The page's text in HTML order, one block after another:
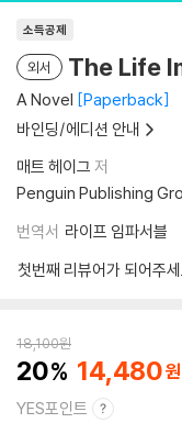
소득공제
외서 The Life
A Novel Paperback
바인딩/에디션 안내
매트 헤이그 저
Penguin Publishing
번역서 라이프 임파서블
첫번째 리뷰어가 되어주
18,100원
20 14,480
YES포인트